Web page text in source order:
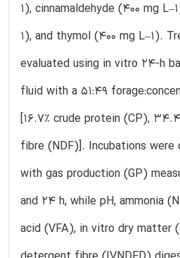
1), cinnamaldehyde (400 mg
1), and thymol (400 mg L–1).
evaluated using in vitro 24-h
fluid with a 51:49
[16.7% crude protein (CP),
fibre (NDF)]. Incubations
with gas production (GP)
and 24 h, while pH, ammonia
acid (VFA), in vitro dry matter